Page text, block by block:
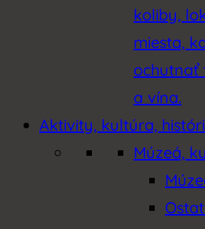
koliby,
miesta,
ochutnať
a vína.
Aktivity, kultúra,
Múzeá,